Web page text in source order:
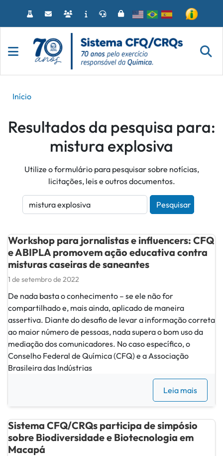
o
Início
Resultados da pesquisa para:
mistura explosiva
Utilize o formulário para pesquisar sobre notícias,
licitações, leis e outros documentos.
Pesquisar:
Pesquisar
Digite os termos que deseja buscar e pressione o botão
Workshop para jornalistas e influencers: CFQ
e ABIPLA promovem ação educativa contra
misturas caseiras de saneantes
1 de setembro de 2022
De nada basta o conhecimento – se ele não for
compartilhado e, mais ainda, aplicado de maneira
assertiva. Diante do desafio de levar a informação correta
ao maior número de pessoas, nada supera o bom uso da
mediação dos comunicadores. No caso específico, o
Conselho Federal de Química (CFQ) e a Associação
Brasileira das Indústrias
Leia mais
Sistema CFQ/CRQs participa de simpósio
sobre Biodiversidade e Biotecnologia em
Macapá